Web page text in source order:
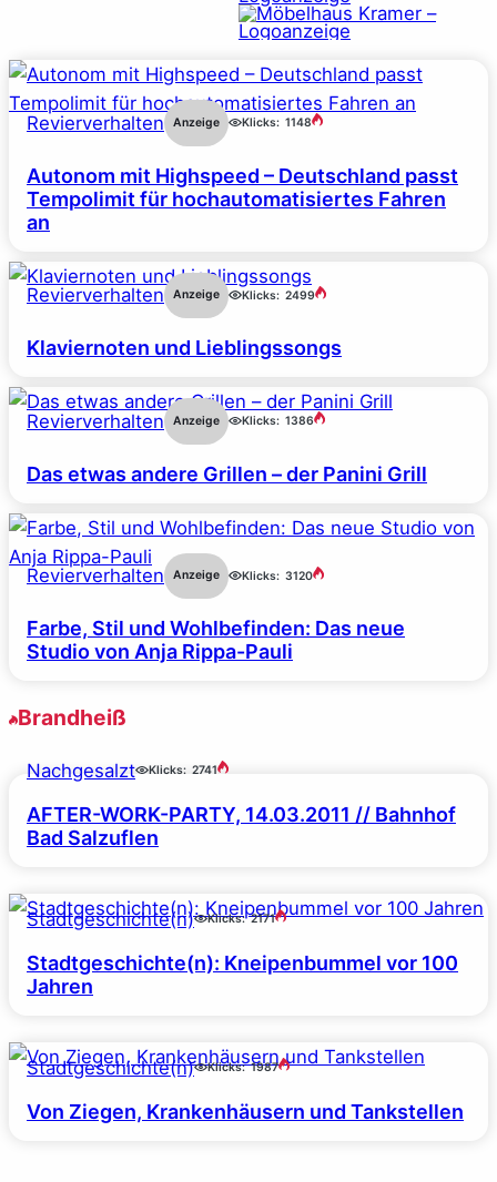
Revierverhalten Anzeige Klicks: 1148
Autonom mit Highspeed – Deutschland passt
Tempolimit für hochautomatisiertes Fahren
an
Revierverhalten Anzeige Klicks: 2499
Klaviernoten und Lieblingssongs
Revierverhalten Anzeige Klicks: 1386
Das etwas andere Grillen – der Panini Grill
Revierverhalten Anzeige Klicks: 3120
Farbe, Stil und Wohlbefinden: Das neue
Studio von Anja Rippa-Pauli
Brandheiß
Nachgesalzt Klicks: 2741
AFTER-WORK-PARTY, 14.03.2011 // Bahnhof
Bad Salzuflen
Stadtgeschichte(n) Klicks: 2171
Stadtgeschichte(n): Kneipenbummel vor 100
Jahren
Stadtgeschichte(n) Klicks: 1987
Von Ziegen, Krankenhäusern und Tankstellen